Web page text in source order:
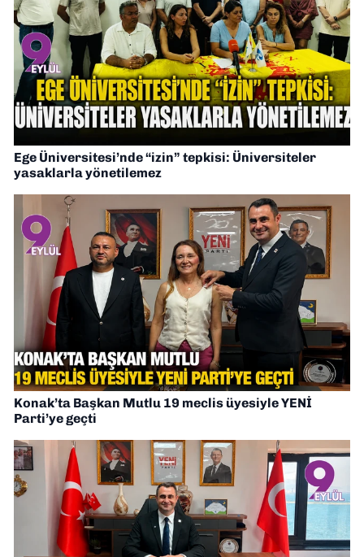
Ege Üniversitesi’nde “izin” tepkisi: Üniversiteler
yasaklarla yönetilemez
Konak’ta Başkan Mutlu 19 meclis üyesiyle YENİ
Parti’ye geçti